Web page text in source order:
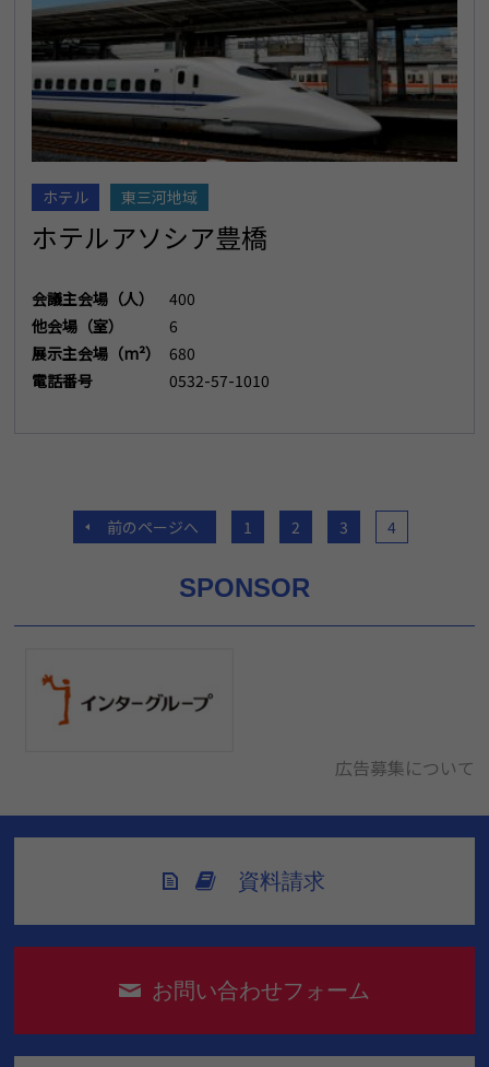
ホテル 東三河地域
ホテルアソシア豊橋
会議主会場（人）
400
他会場（室）
6
展示主会場（m²）
680
電話番号
0532-57-1010
前のページへ 1 2 3 4
SPONSOR
広告募集について
資料請求
お問い合わせフォーム